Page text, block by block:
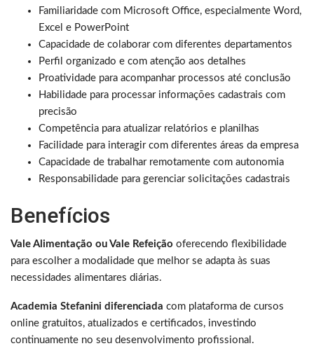
Familiaridade com Microsoft Office, especialmente Word,
Excel e PowerPoint
Capacidade de colaborar com diferentes departamentos
Perfil organizado e com atenção aos detalhes
Proatividade para acompanhar processos até conclusão
Habilidade para processar informações cadastrais com
precisão
Competência para atualizar relatórios e planilhas
Facilidade para interagir com diferentes áreas da empresa
Capacidade de trabalhar remotamente com autonomia
Responsabilidade para gerenciar solicitações cadastrais
Benefícios
Vale Alimentação ou Vale Refeição oferecendo flexibilidade
para escolher a modalidade que melhor se adapta às suas
necessidades alimentares diárias.
Academia Stefanini diferenciada com plataforma de cursos
online gratuitos, atualizados e certificados, investindo
continuamente no seu desenvolvimento profissional.